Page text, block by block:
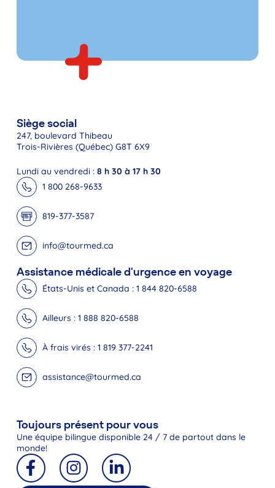
Siège social
247, boulevard Thibeau
Trois-Rivières (Québec) G8T 6X9
Lundi au vendredi : 8 h 30 à 17 h 30
1 800 268-9633
819-377-3587
info@tourmed.ca
Assistance médicale d'urgence en voyage
États-Unis et Canada : 1 844 820-6588
Ailleurs : 1 888 820-6588
À frais virés : 1 819 377-2241
assistance@tourmed.ca
Toujours présent pour vous
Une équipe bilingue disponible 24 / 7 de partout dans le
monde!